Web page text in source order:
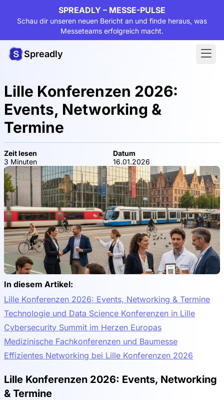
SPREADLY – MESSE-PULSE
Schau dir unseren neuen Bericht an und finde heraus, was
Messeteams erfolgreich macht.
Spreadly
Lille Konferenzen 2026:
Events, Networking &
Termine
Zeit lesen
3 Minuten
Datum
16.01.2026
In diesem Artikel:
Lille Konferenzen 2026: Events, Networking & Termine
Technologie und Data Science Konferenzen in Lille
Cybersecurity Summit im Herzen Europas
Medizinische Fachkonferenzen und Baumesse
Effizientes Networking bei Lille Konferenzen 2026
Lille Konferenzen 2026: Events, Networking
& Termine